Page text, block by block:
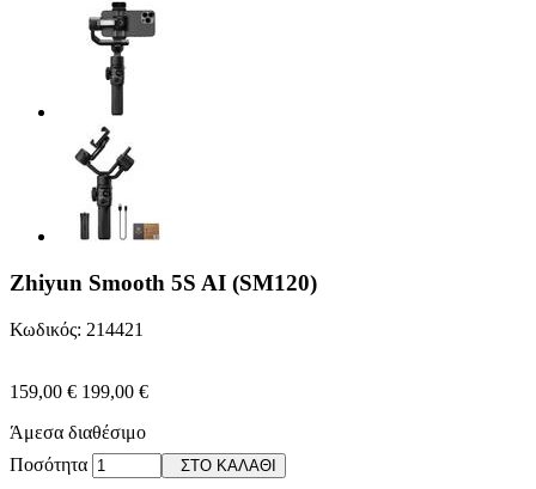
Zhiyun Smooth 5S AI (SM120)
Κωδικός: 214421
159,00 € 199,00 €
Άμεσα διαθέσιμο
Ποσότητα
ΣΤΟ ΚΑΛΑΘΙ